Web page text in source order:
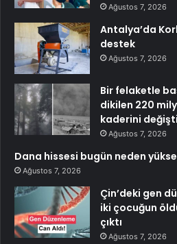
Ağustos 7, 2026
Antalya’da
destek
Ağustos 7, 2026
Bir felaketle
dikilen 220
kaderini
Ağustos 7, 2026
Dana hissesi bugün neden
Ağustos 7, 2026
Çin’deki gen
iki çocuğun
çıktı
Ağustos 7, 2026